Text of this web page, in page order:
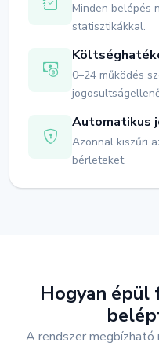
Minden belépés
statisztikákkal.
0–24 működés
Automatikus
Azonnal kiszűri
bérleteket.
Hogyan
A rendszer